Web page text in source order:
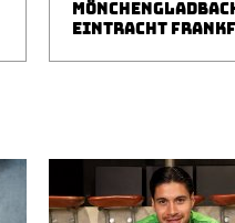
EINTRACHT